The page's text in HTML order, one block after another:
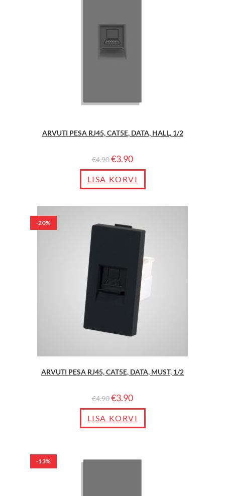
ARVUTI PESA RJ45, CAT5E, DATA, HALL, 1/2
€4.90€3.90
LISA KORVI
-20%
ARVUTI PESA RJ45, CAT5E, DATA, MUST, 1/2
€4.90€3.90
LISA KORVI
-13%